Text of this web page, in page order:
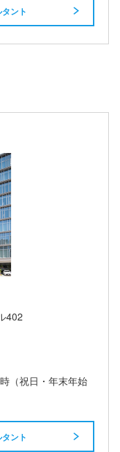
ント
402
（祝日・年末年始
ント